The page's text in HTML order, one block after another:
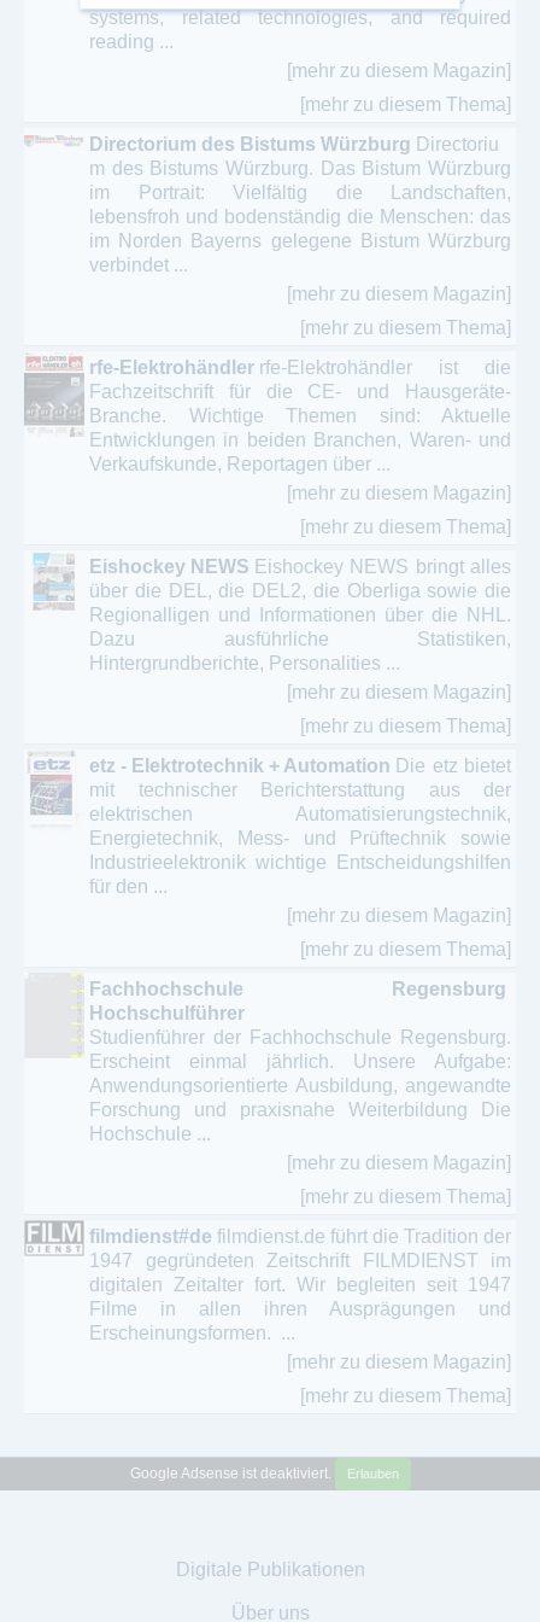
systems, related technologies, and required
reading ...
[mehr zu diesem Magazin]
[mehr zu diesem Thema]
Directorium des Bistums Würzburg Directoriu
m des Bistums Würzburg. Das Bistum Würzburg
im Portrait: Vielfältig die Landschaften,
lebensfroh und bodenständig die Menschen: das
im Norden Bayerns gelegene Bistum Würzburg
verbindet ...
[mehr zu diesem Magazin]
[mehr zu diesem Thema]
rfe-Elektrohändler rfe-Elektrohändler ist die
Fachzeitschrift für die CE- und Hausgeräte-
Branche. Wichtige Themen sind: Aktuelle
Entwicklungen in beiden Branchen, Waren- und
Verkaufskunde, Reportagen über ...
[mehr zu diesem Magazin]
[mehr zu diesem Thema]
Eishockey NEWS Eishockey NEWS bringt alles
über die DEL, die DEL2, die Oberliga sowie die
Regionalligen und Informationen über die NHL.
Dazu ausführliche Statistiken,
Hintergrundberichte, Personalities ...
[mehr zu diesem Magazin]
[mehr zu diesem Thema]
etz - Elektrotechnik + Automation Die etz bietet
mit technischer Berichterstattung aus der
elektrischen Automatisierungstechnik,
Energietechnik, Mess- und Prüftechnik sowie
Industrieelektronik wichtige Entscheidungshilfen
für den ...
[mehr zu diesem Magazin]
[mehr zu diesem Thema]
Fachhochschule Regensburg
Hochschulführer
Studienführer der Fachhochschule Regensburg.
Erscheint einmal jährlich. Unsere Aufgabe:
Anwendungsorientierte Ausbildung, angewandte
Forschung und praxisnahe Weiterbildung Die
Hochschule ...
[mehr zu diesem Magazin]
[mehr zu diesem Thema]
filmdienst#de filmdienst.de führt die Tradition der
1947 gegründeten Zeitschrift FILMDIENST im
digitalen Zeitalter fort. Wir begleiten seit 1947
Filme in allen ihren Ausprägungen und
Erscheinungsformen. ...
[mehr zu diesem Magazin]
[mehr zu diesem Thema]
Google Adsense ist deaktiviert. Erlauben
Digitale Publikationen
Über uns